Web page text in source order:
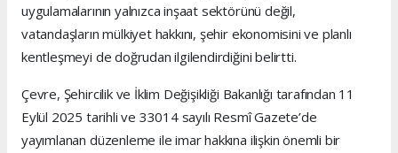
uygulamalarının yalnızca inşaat sektörünü değil,
vatandaşların mülkiyet hakkını, şehir ekonomisini ve planlı
kentleşmeyi de doğrudan ilgilendirdiğini belirtti.
Çevre, Şehircilik ve İklim Değişikliği Bakanlığı tarafından 11
Eylül 2025 tarihli ve 33014 sayılı Resmî Gazete’de
yayımlanan düzenleme ile imar hakkına ilişkin önemli bir